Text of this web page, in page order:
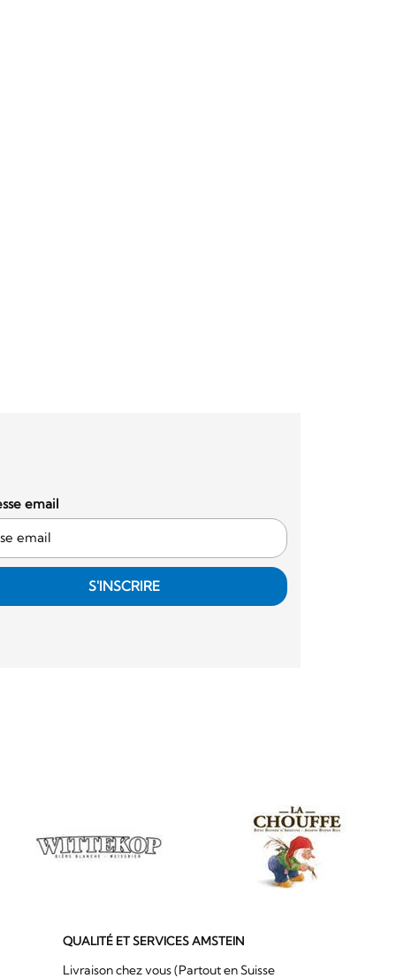
email
S'INSCRIRE
QUALITÉ ET SERVICES AMSTEIN
Livraison chez vous (Partout en Suisse